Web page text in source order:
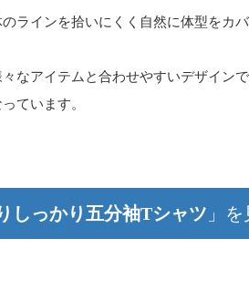
ラインを拾いにくく自然に体型をカ
なアイテムと合わせやすいデザイン
ています。
しっかり五分袖Tシャツ 」